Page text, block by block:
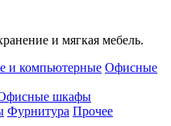
и мягкая мебель.
и компьютерные Офисные
шкафы
Фурнитура Прочее